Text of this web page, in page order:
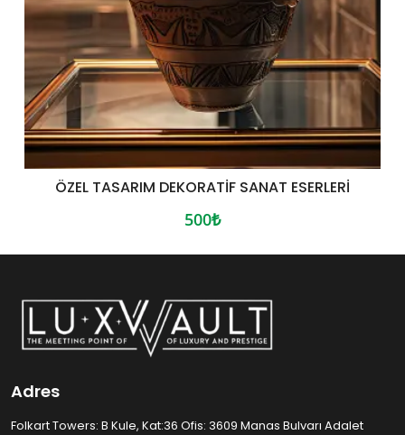
ÖZEL TASARIM DEKORATIF SANAT ESERLERI
500₺
Adres
Folkart Towers: B Kule, Kat:36 Ofis: 3609 Manas Bulvarı Adalet